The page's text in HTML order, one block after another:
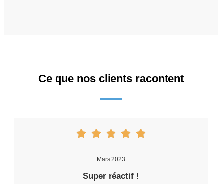
Ce que nos clients racontent
Mars 2023
Super réactif !